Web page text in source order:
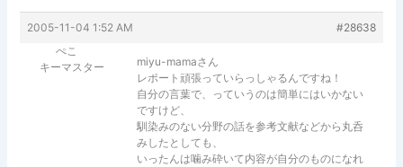
2005-11-04 1:52 AM
#28638
ぺこ
キーマスター
miyu-mamaさん
レポート頑張っていらっしゃるんですね！
自分の言葉で、っていうのは簡単にはいかない
ですけど、
馴染みのない分野の話を参考文献などから丸呑
みしたとしても、
いったんは噛み砕いて内容が自分のものになれ